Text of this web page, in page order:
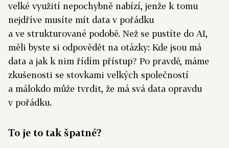
velké využití nepochybně nabízí, jenže k tomu
nejdříve musíte mít data v pořádku
a ve strukturované podobě. Než se pustíte do AI,
měli byste si odpovědět na otázky: Kde jsou má
data a jak k nim řídím přístup? Po pravdě, máme
zkušenosti se stovkami velkých společností
a málokdo může tvrdit, že má svá data opravdu
v pořádku.
To je to tak špatné?